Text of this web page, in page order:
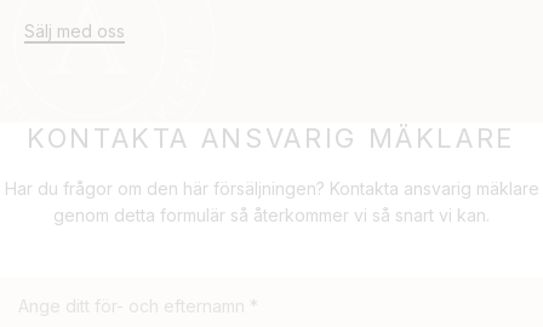
Sälj med oss
KONTAKTA ANSVARIG MÄKLARE
Har du frågor om den här försäljningen? Kontakta ansvarig mäklare
genom detta formulär så återkommer vi så snart vi kan.